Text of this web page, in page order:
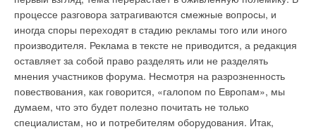
процессе разговора затрагиваются смежные вопросы, и
иногда споры переходят в стадию рекламы того или иного
производителя. Реклама в тексте не приводится, а редакция
оставляет за собой право разделять или не разделять
мнения участников форума. Несмотря на разрозненность
повествования, как говорится, «галопом по Европам», мы
думаем, что это будет полезно почитать не только
специалистам, но и потребителям оборудования. Итак,
этажа оперного театра
Bjоrvika, выполненный с
помощью MagiCAD
Рис. 5. Наглядность
проектирования в
MagiСAD
резкие перепады давления, гидро- и пневмоудары и имеет
огромный запас прочности — разрушение наступает при
давлении свыше 120 бар. Высота изделий — от 372 до 872
мм. Теплоотдача — от 142 до 280 Вт при t = 70°С. Это очень
компактные модели с утонченным изысканным дизайном и
оригинальными конструктивными решениями. Sira Group
взяла на себя ответственность за качество радиаторов в
течение 20 лет (!) — такого продолжительного гарантийного
покрытие, нарезание резьбы и т.д. Фитинги Trakya Dokum из
ковкого чугуна соответствуют требованиям действующих
стандартов ISO 49 и EN 10242, а также разработаны в
соответствии с конструктивным символом «А».
Основные резьбовые фитинги являются соединительными
резьбовыми элементами соединений по ISO 7-1. Внутренние
резьбы чугунных фитингов Trakya Dokum выполнены
цилиндрическими, наружные резьбы выполнены